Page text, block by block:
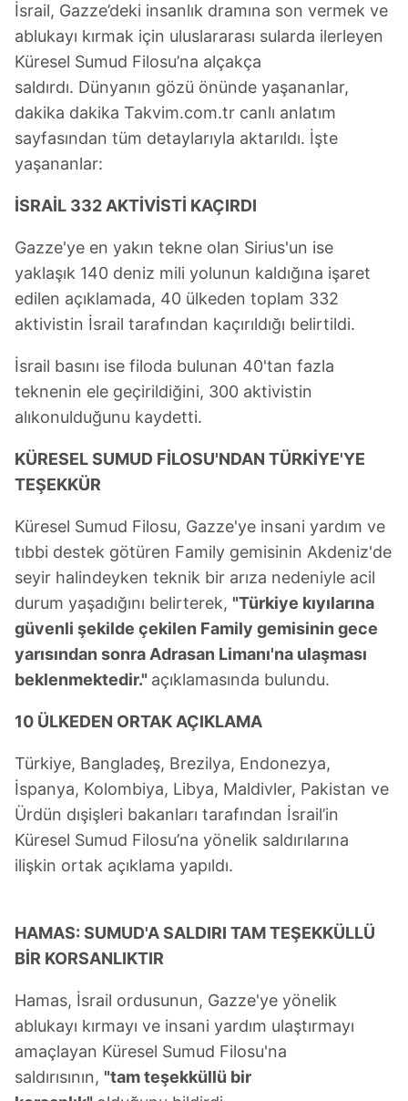
İsrail, Gazze’deki insanlık dramına son vermek ve
ablukayı kırmak için uluslararası sularda ilerleyen
Küresel Sumud Filosu’na alçakça
saldırdı. Dünyanın gözü önünde yaşananlar,
dakika dakika Takvim.com.tr canlı anlatım
sayfasından tüm detaylarıyla aktarıldı. İşte
yaşananlar:
İSRAİL 332 AKTİVİSTİ KAÇIRDI
Gazze'ye en yakın tekne olan Sirius'un ise
yaklaşık 140 deniz mili yolunun kaldığına işaret
edilen açıklamada, 40 ülkeden toplam 332
aktivistin İsrail tarafından kaçırıldığı belirtildi.
İsrail basını ise filoda bulunan 40'tan fazla
teknenin ele geçirildiğini, 300 aktivistin
alıkonulduğunu kaydetti.
KÜRESEL SUMUD FİLOSU'NDAN TÜRKİYE'YE
TEŞEKKÜR
Küresel Sumud Filosu, Gazze'ye insani yardım ve
tıbbi destek götüren Family gemisinin Akdeniz'de
seyir halindeyken teknik bir arıza nedeniyle acil
durum yaşadığını belirterek, "Türkiye kıyılarına
güvenli şekilde çekilen Family gemisinin gece
yarısından sonra Adrasan Limanı'na ulaşması
beklenmektedir." açıklamasında bulundu.
10 ÜLKEDEN ORTAK AÇIKLAMA
Türkiye, Bangladeş, Brezilya, Endonezya,
İspanya, Kolombiya, Libya, Maldivler, Pakistan ve
Ürdün dışişleri bakanları tarafından İsrail’in
Küresel Sumud Filosu’na yönelik saldırılarına
ilişkin ortak açıklama yapıldı.
HAMAS: SUMUD'A SALDIRI TAM TEŞEKKÜLLÜ
BİR KORSANLIKTIR
Hamas, İsrail ordusunun, Gazze'ye yönelik
ablukayı kırmayı ve insani yardım ulaştırmayı
amaçlayan Küresel Sumud Filosu'na
saldırısının, "tam teşekküllü bir